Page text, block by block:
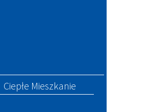
Ciepłe Mieszkanie